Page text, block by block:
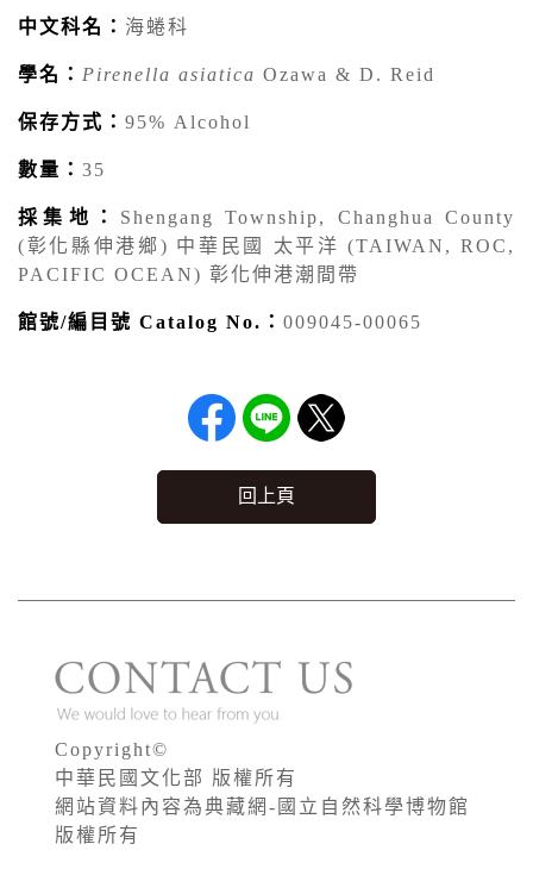
中文科名： 海蜷科
學名： Pirenella asiatica Ozawa & D. Reid
保存方式： 95% Alcohol
數量： 35
採集地： Shengang Township, Changhua County
(彰化縣伸港鄉) 中華民國 太平洋 (TAIWAN, ROC,
PACIFIC OCEAN) 彰化伸港潮間帶
館號/編目號 Catalog No.： 009045-00065
回上頁
Copyright©
中華民國文化部 版權所有
網站資料內容為典藏網-國立自然科學博物館
版權所有